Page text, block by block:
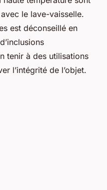
le lave-vaisselle.
est déconseillé en
tenir à des utilisations
l’intégrité de l’objet.